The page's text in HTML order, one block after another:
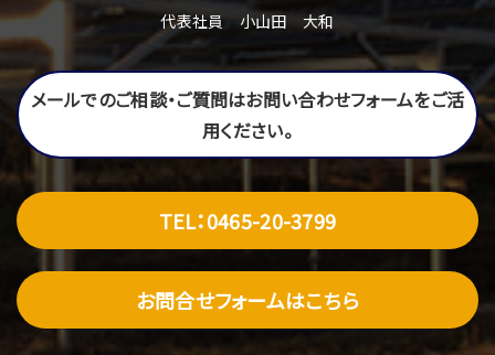
代表社員 小山田 大和
メールでのご相談・ご質問はお問い合わせフォームをご活
用ください。
TEL：0465-20-3799
お問合せフォームはこちら